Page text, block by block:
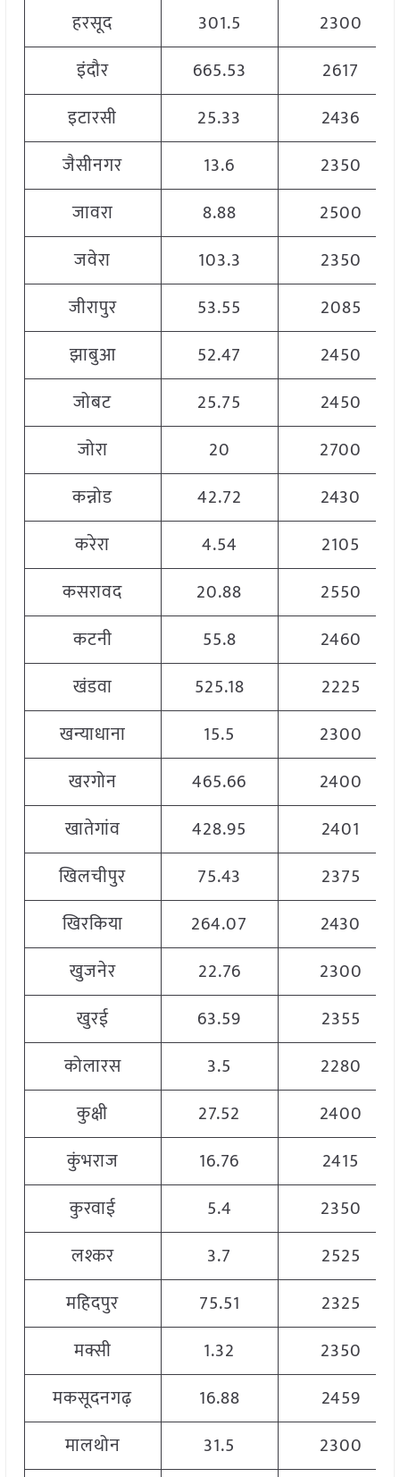
हरसूद 301.5
2300
इंदौर
665.53
2617
इटारसी
25.33
2436
जैसीनगर
13.6
2350
जावरा
8.88
2500
जवेरा
103.3
2350
जीरापुर
53.55
2085
झाबुआ
52.47
2450
जोबट
25.75
2450
जोरा
20
2700
कन्नोड
42.72
2430
करेरा
4.54
2105
कसरावद
20.88
2550
कटनी
55.8
2460
खंडवा
525.18
2225
खन्याधाना
15.5
2300
खरगोन
465.66
2400
खातेगांव
428.95
2401
खिलचीपुर
75.43
2375
खिरकिया
264.07
2430
खुजनेर
22.76
2300
खुरई
63.59
2355
कोलारस
3.5
2280
कुक्षी
27.52
2400
कुंभराज
16.76
2415
कुरवाई
5.4
2350
लश्कर
3.7
2525
महिदपुर
75.51
2325
मक्सी
1.32
2350
मकसूदनगढ़
16.88
2459
मालथोन
31.5
2300